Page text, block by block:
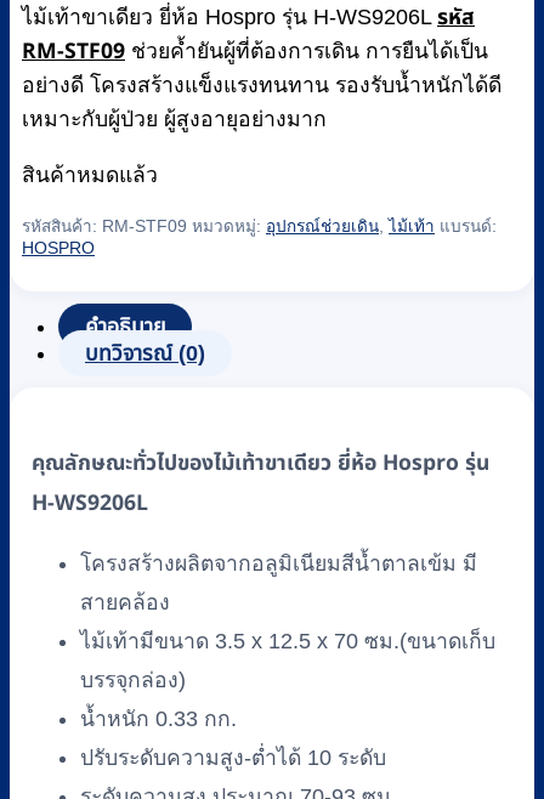
฿325.
฿260.
ไม้เท้าขาเดียว ยี่ห้อ Hospro รุ่น H-WS9206L รหัส
RM-STF09 ช่วยค้ำยันผู้ที่ต้องการเดิน การยืนได้เป็น
อย่างดี โครงสร้างแข็งแรงทนทาน รองรับน้ำหนักได้ดี
เหมาะกับผู้ป่วย ผู้สูงอายุอย่างมาก
สินค้าหมดแล้ว
รหัสสินค้า: RM-STF09 หมวดหมู่: อุปกรณ์ช่วยเดิน, ไม้เท้า แบรนด์:
HOSPRO
คำอธิบาย
บทวิจารณ์ (0)
คุณลักษณะทั่วไปของไม้เท้าขาเดียว ยี่ห้อ Hospro รุ่น
H-WS9206L
โครงสร้างผลิตจากอลูมิเนียมสีน้ำตาลเข้ม มี
สายคล้อง
ไม้เท้ามีขนาด 3.5 x 12.5 x 70 ซม.(ขนาดเก็บ
บรรจุกล่อง)
น้ำหนัก 0.33 กก.
ปรับระดับความสูง-ต่ำได้ 10 ระดับ